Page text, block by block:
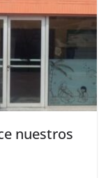
nuestros